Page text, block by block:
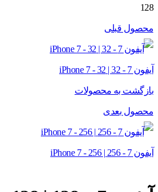
128
محصول قبلی
آیفون 7 - 32 | iPhone 7 - 32
بازگشت به محصولات
محصول بعدی
آیفون 7 - 256 | iPhone 7 - 256